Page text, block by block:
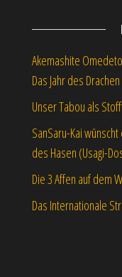
Akemashite
Das Jahr des Drachen
Unser Tabou als
SanSaru-Kai
des Hasen (Usagi-
Die 3 Affen auf dem
Das Internationale